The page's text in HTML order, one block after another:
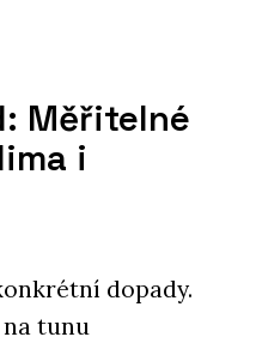
Měřitelné
i
dopady.
na tunu